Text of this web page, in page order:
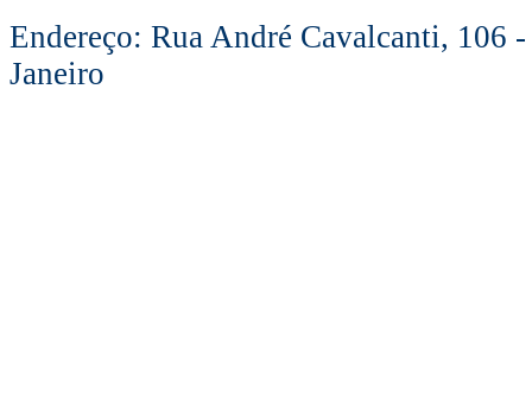
Endereço: Rua André Cavalcanti, 106
Janeiro